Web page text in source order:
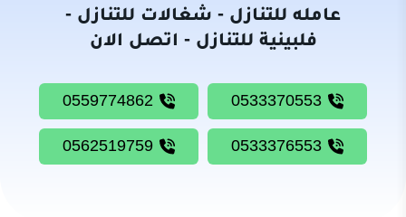
خادمات
للتنازل
شغالات
للتنازل
عامله للتنازل - شغالات للتنازل -
فلبينية للتنازل - اتصل الان